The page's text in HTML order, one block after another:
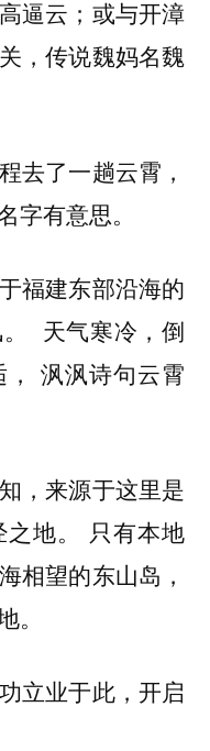
逼云；或与开漳
，传说魏妈名魏
去了一趟云霄，
字有意思。
福建东部沿海的
天气寒冷，倒
，沨沨诗句云霄
，来源于这里是
地。 只有本地
相望的东山岛，
。
立业于此，开启